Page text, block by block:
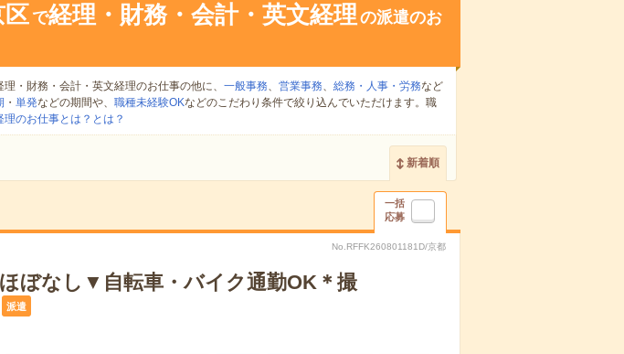
区 で経理・財務・会計・英文経理 の派遣のお
・財務・会計・英文経理のお仕事の他に、 一般事務、 営業事務、 総務・人事・労務など
・ 単発などの期間や、 職種未経験OKなどのこだわり条件で絞り込んでいただけます。職
のお仕事とは？とは？
新着順
一括
応募
No.RFFK260801181D/京都
ぼなし▼自転車・バイク通勤OK＊撮
派遣